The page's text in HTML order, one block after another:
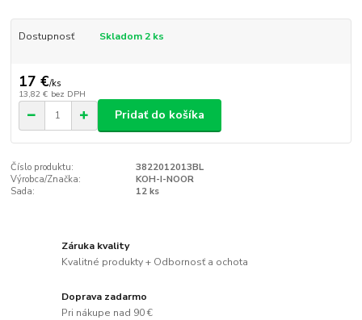
Dostupnosť Skladom 2 ks
17 €/ks
13,82 € bez DPH
Pridať do košíka
Číslo produktu:
3822012013BL
Výrobca/Značka:
KOH-I-NOOR
Sada:
12 ks
Záruka kvality
Kvalitné produkty + Odbornosť a ochota
Doprava zadarmo
Pri nákupe nad 90 €